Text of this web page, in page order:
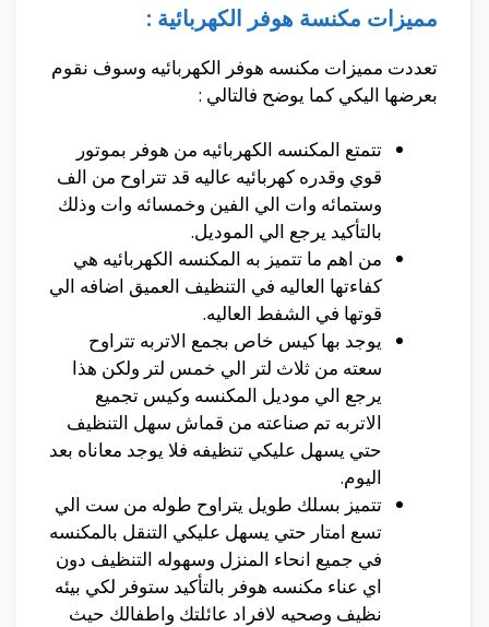
مميزات مكنسة هوفر الكهربائية :
تعددت مميزات مكنسه هوفر الكهربائيه وسوف نقوم
بعرضها اليكي كما يوضح فالتالي :
تتمتع المكنسه الكهربائيه من هوفر بموتور
قوي وقدره كهربائيه عاليه قد تتراوح من الف
وستمائه وات الي الفين وخمسائه وات وذلك
بالتأكيد يرجع الي الموديل.
من اهم ما تتميز به المكنسه الكهربائيه هي
كفاءتها العاليه في التنظيف العميق اضافه الي
قوتها في الشفط العاليه.
يوجد بها كيس خاص بجمع الاتربه تتراوح
سعته من ثلاث لتر الي خمس لتر ولكن هذا
يرجع الي موديل المكنسه وكيس تجميع
الاتربه تم صناعته من قماش سهل التنظيف
حتي يسهل عليكي تنظيفه فلا يوجد معاناه بعد
اليوم.
تتميز بسلك طويل يتراوح طوله من ست الي
تسع امتار حتي يسهل عليكي التنقل بالمكنسه
في جميع انحاء المنزل وسهوله التنظيف دون
اي عناء مكنسه هوفر بالتأكيد ستوفر لكي بيئه
نظيف وصحيه لافراد عائلتك واطفالك حيث